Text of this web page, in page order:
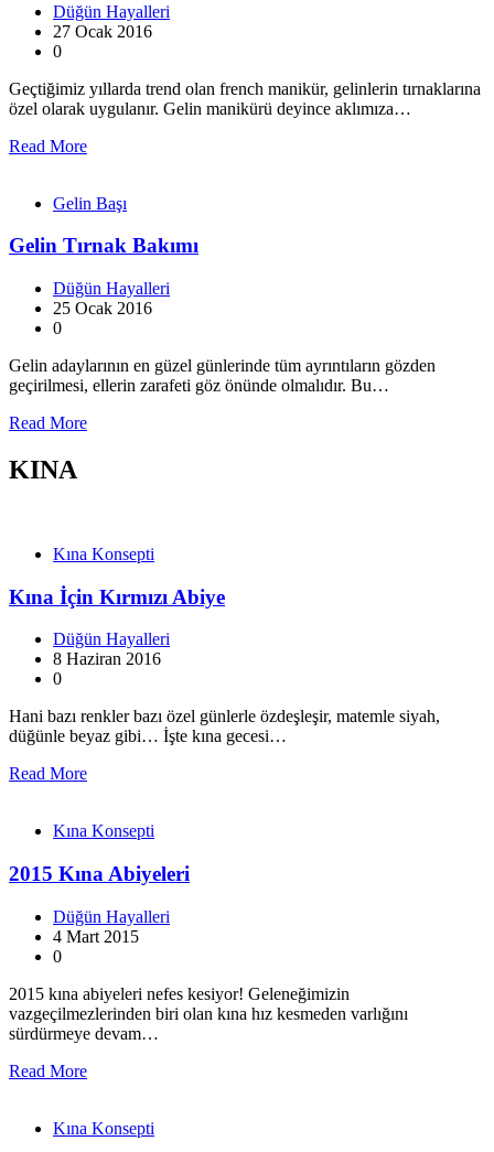
Düğün Hayalleri
27 Ocak 2016
0
Geçtiğimiz yıllarda trend olan french manikür, gelinlerin tırnaklarına
özel olarak uygulanır. Gelin manikürü deyince aklımıza…
Read More
Gelin Başı
Gelin Tırnak Bakımı
Düğün Hayalleri
25 Ocak 2016
0
Gelin adaylarının en güzel günlerinde tüm ayrıntıların gözden
geçirilmesi, ellerin zarafeti göz önünde olmalıdır. Bu…
Read More
KINA
Kına Konsepti
Kına İçin Kırmızı Abiye
Düğün Hayalleri
8 Haziran 2016
0
Hani bazı renkler bazı özel günlerle özdeşleşir, matemle siyah,
düğünle beyaz gibi… İşte kına gecesi…
Read More
Kına Konsepti
2015 Kına Abiyeleri
Düğün Hayalleri
4 Mart 2015
0
2015 kına abiyeleri nefes kesiyor! Geleneğimizin
vazgeçilmezlerinden biri olan kına hız kesmeden varlığını
sürdürmeye devam…
Read More
Kına Konsepti